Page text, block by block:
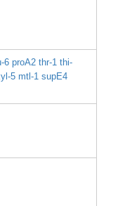
6 proA2 thr-1 thi-
5 mtl-1 supE4